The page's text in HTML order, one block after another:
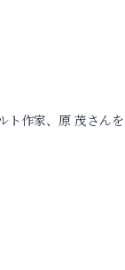
ト作家、原 茂さん